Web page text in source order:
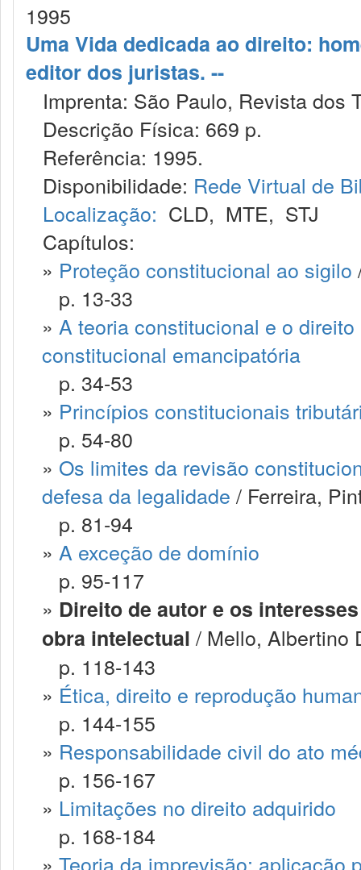
1995
Uma Vida dedicada ao direito:
editor dos juristas. --
Imprenta: São Paulo, Revista dos
Descrição Física: 669 p.
Referência: 1995.
Disponibilidade: Rede Virtual de
Localização: CLD, MTE, STJ
Capítulos:
» Proteção constitucional ao sigilo
p. 13-33
» A teoria constitucional e o
constitucional emancipatória
p. 34-53
» Princípios constitucionais
p. 54-80
» Os limites da revisão
defesa da legalidade / Ferreira,
p. 81-94
» A exceção de domínio
p. 95-117
» Direito de autor e os
obra intelectual / Mello, Albertino
p. 118-143
» Ética, direito e reprodução
p. 144-155
» Responsabilidade civil do ato
p. 156-167
» Limitações no direito adquirido
p. 168-184
» Teoria da imprevisão: aplicação